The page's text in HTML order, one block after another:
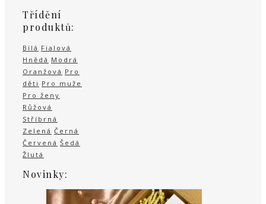
Třídění
produktů:
Bílá Fialová
Hnědá Modrá
Oranžová Pro
děti Pro muže
Pro ženy
Růžová
Stříbrná
Zelená Černá
Červená Šedá
Žlutá
Novinky: